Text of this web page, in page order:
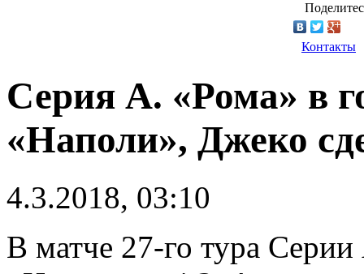
Контакты
Серия А. «Рома» в
«Наполи», Джеко
4.3.2018, 03:10
В матче 27-го тура